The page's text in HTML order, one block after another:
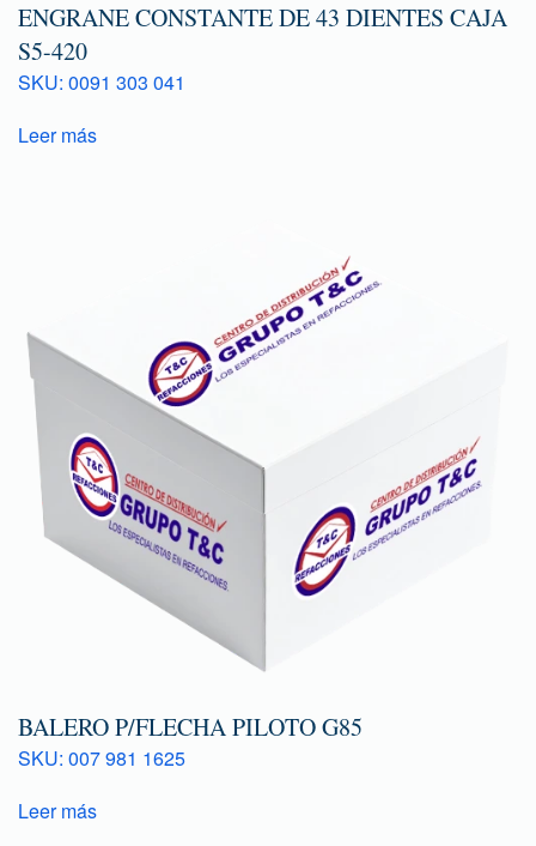
ENGRANE CONSTANTE DE 43 DIENTES CAJA
S5-420
SKU: 0091 303 041
Leer más
BALERO P/FLECHA PILOTO G85
SKU: 007 981 1625
Leer más